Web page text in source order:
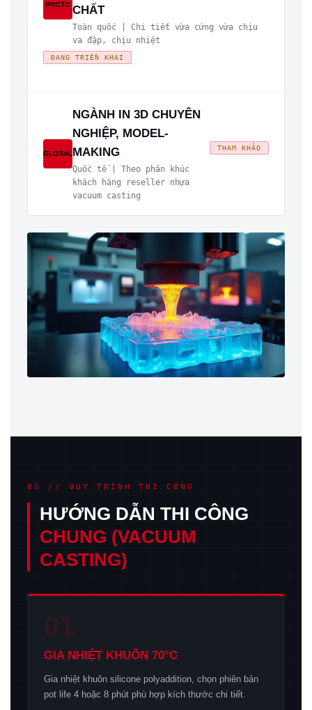
PROTO CHẤT
Toàn quốc | Chi tiết vừa cứng vừa chịu
va đập, chịu nhiệt
ĐANG TRIỂN KHAI
GLOBAL
NGÀNH IN 3D CHUYÊN
NGHIỆP, MODEL-
MAKING
Quốc tế | Theo phân khúc
khách hàng reseller nhựa
vacuum casting
THAM KHẢO
05 // QUY TRÌNH THI CÔNG
HƯỚNG DẪN THI CÔNG
CHUNG (VACUUM
CASTING)
01
GIA NHIỆT KHUÔN 70°C
Gia nhiệt khuôn silicone polyaddition, chọn phiên bản
pot life 4 hoặc 8 phút phù hợp kích thước chi tiết.